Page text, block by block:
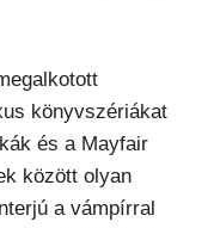
könyvszériákat
és a Mayfair
között olyan
a vámpírral